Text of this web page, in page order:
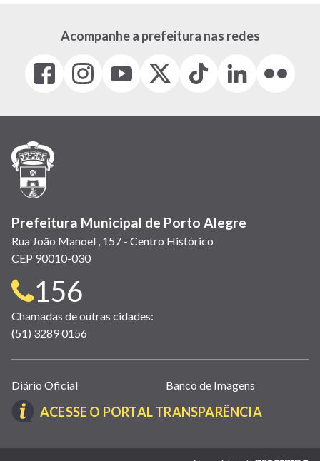
Acompanhe a prefeitura nas redes
Facebook
(link
em
janela)
Instagram
(link
em
(link
em
(Antigo
(link
Tiktok
(link
em
LinkedIn
(link
em
(link
em
Prefeitura Municipal de Porto Alegre
Rua João Manoel , 157 - Centro Histórico
CEP 90010-030
Telefone
para
contato:
156
Chamadas de outras cidades:
(51) 3289 0156
Links
úteis
(abrem
nova
Diário Oficial Banco de Imagens
ACESSE O PORTAL TRANSPARÊNCIA(LINK
EM